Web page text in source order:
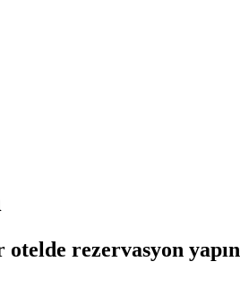
otelde rezervasyon yapın